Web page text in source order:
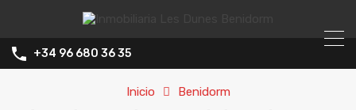
+34 96 680 36 35
Inicio Benidorm